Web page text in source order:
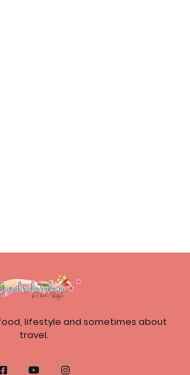
lifestyle and sometimes about
travel.